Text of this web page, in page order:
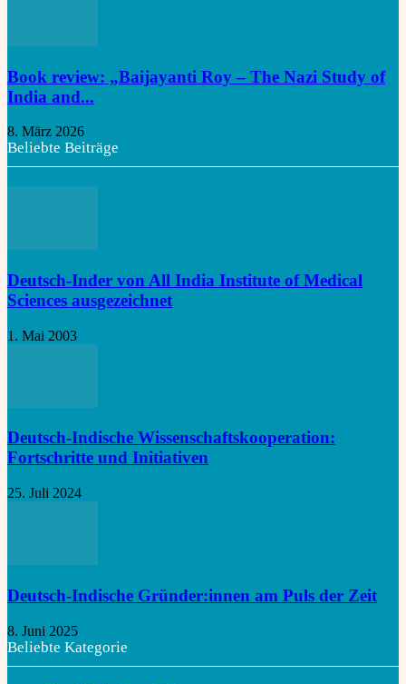
Book review: „Baijayanti Roy – The Nazi Study of
India and...
8. März 2026
Beliebte Beiträge
Deutsch-Inder von All India Institute of Medical
Sciences ausgezeichnet
1. Mai 2003
Deutsch-Indische Wissenschaftskooperation:
Fortschritte und Initiativen
25. Juli 2024
Deutsch-Indische Gründer:innen am Puls der Zeit
8. Juni 2025
Beliebte Kategorie